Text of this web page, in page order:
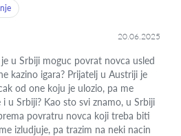
20.06.2025
u Srbiji moguc povrat novca usled
kazino igara? Prijatelj u Austriji je
od one koju je ulozio, pa me
u Srbiji? Kao sto svi znamo, u Srbiji
povratru novca koji treba biti
izludjuje, pa trazim na neki nacin